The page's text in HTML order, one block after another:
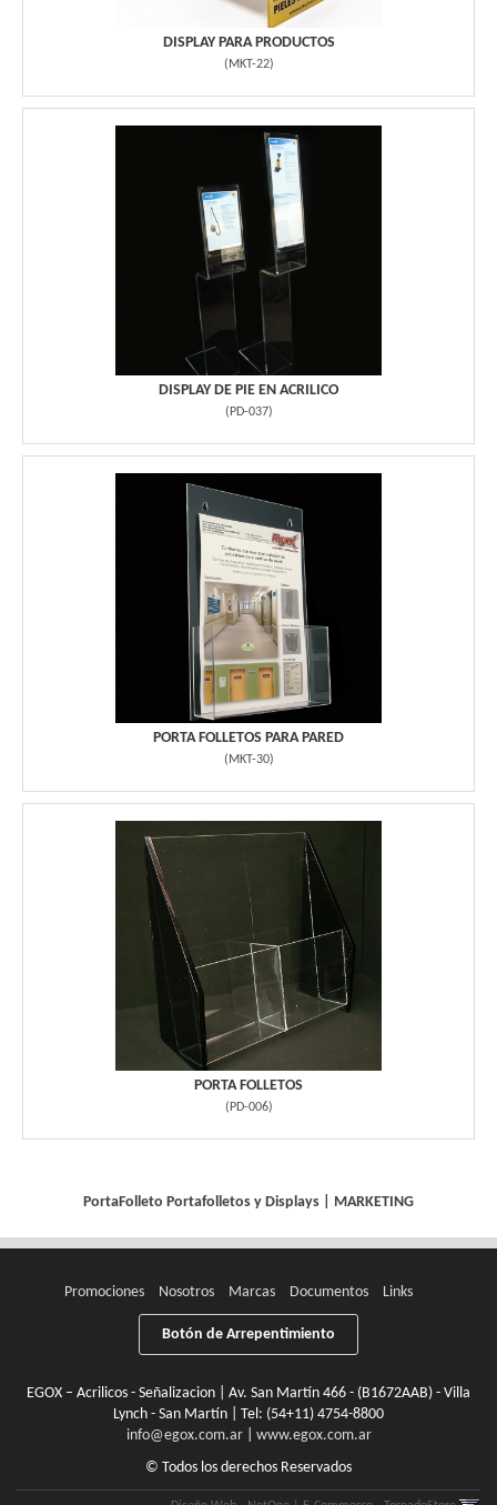
DISPLAY PARA PRODUCTOS
( MKT-22)
DISPLAY DE PIE EN ACRILICO
( PD-037)
PORTA FOLLETOS PARA PARED
( MKT-30)
PORTA FOLLETOS
( PD-006)
PortaFolleto Portafolletos y Displays MARKETING
Promociones Nosotros Marcas Documentos Links
Botón de Arrepentimiento
EGOX – Acrilicos - Señalizacion | Av. San Martín 466 - (B1672AAB) - Villa
Lynch - San Martín | Tel: (54+11) 4754-8800
info@egox.com.ar| www.egox.com.ar
© Todos los derechos Reservados